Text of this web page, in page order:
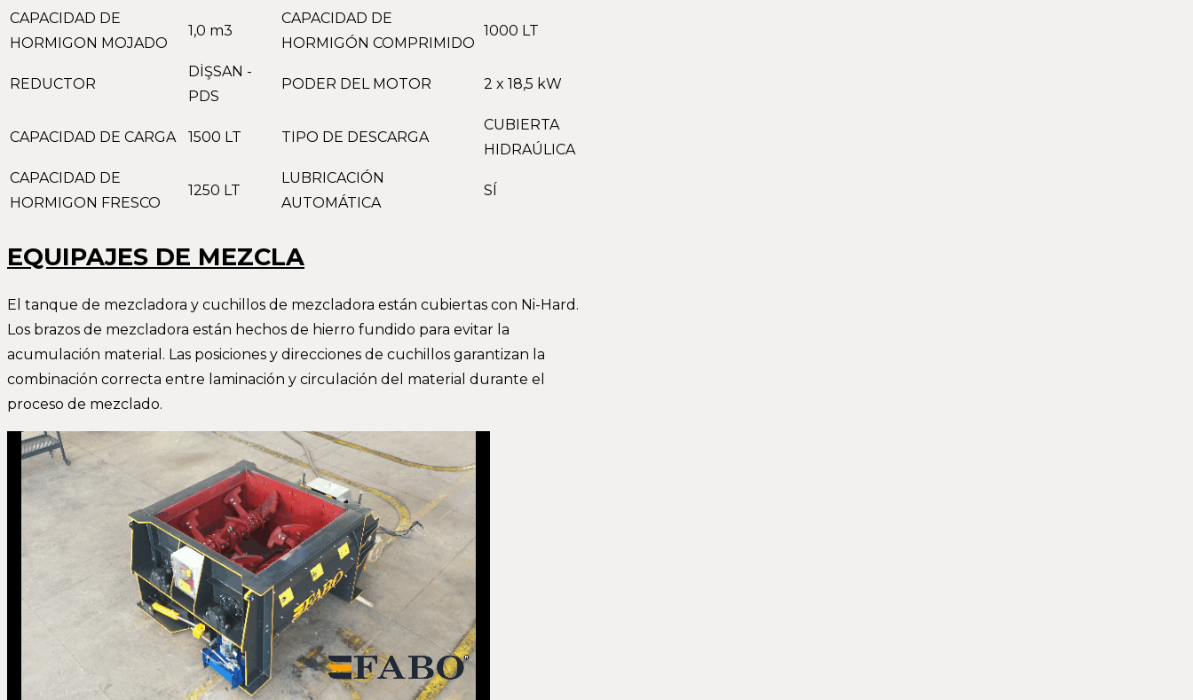
CAPACIDAD DE
HORMIGON MOJADO
1,0 m3
CAPACIDAD DE
HORMIGÓN COMPRIMIDO
1000 LT
REDUCTOR
DİŞSAN -
PDS
PODER DEL MOTOR 2 x 18,5 kW
CAPACIDAD DE CARGA 1500 LT TIPO DE DESCARGA
CUBIERTA
HIDRAÚLICA
CAPACIDAD DE
HORMIGON FRESCO
1250 LT
LUBRICACIÓN
AUTOMÁTICA
SÍ
EQUIPAJES DE MEZCLA
El tanque de mezcladora y cuchillos de mezcladora están cubiertas con Ni-Hard.
Los brazos de mezcladora están hechos de hierro fundido para evitar la
acumulación material. Las posiciones y direcciones de cuchillos garantizan la
combinación correcta entre laminación y circulación del material durante el
proceso de mezclado.